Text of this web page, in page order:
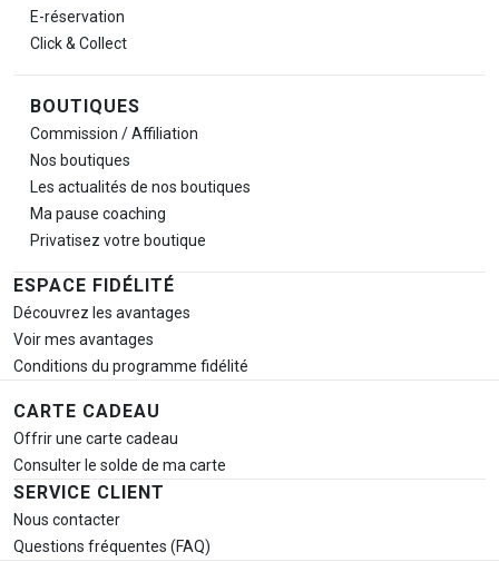
E-réservation
Click & Collect
BOUTIQUES
Commission / Affiliation
Nos boutiques
Les actualités de nos boutiques
Ma pause coaching
Privatisez votre boutique
ESPACE FIDÉLITÉ
Découvrez les avantages
Voir mes avantages
Conditions du programme fidélité
CARTE CADEAU
Offrir une carte cadeau
Consulter le solde de ma carte
SERVICE CLIENT
Nous contacter
Questions fréquentes (FAQ)